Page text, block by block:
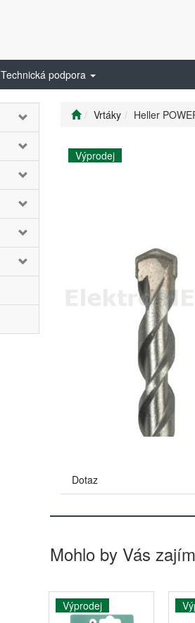
Technická podpora
Vrtáky Heller
Výprodej
Dotaz
Mohlo by Vás
Výprodej